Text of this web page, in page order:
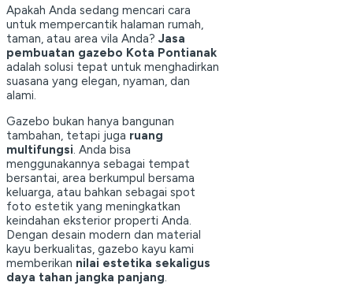
Apakah Anda sedang mencari cara
untuk mempercantik halaman rumah,
taman, atau area vila Anda? Jasa
pembuatan gazebo Kota Pontianak
adalah solusi tepat untuk menghadirkan
suasana yang elegan, nyaman, dan
alami.
Gazebo bukan hanya bangunan
tambahan, tetapi juga ruang
multifungsi. Anda bisa
menggunakannya sebagai tempat
bersantai, area berkumpul bersama
keluarga, atau bahkan sebagai spot
foto estetik yang meningkatkan
keindahan eksterior properti Anda.
Dengan desain modern dan material
kayu berkualitas, gazebo kayu kami
memberikan nilai estetika sekaligus
daya tahan jangka panjang.